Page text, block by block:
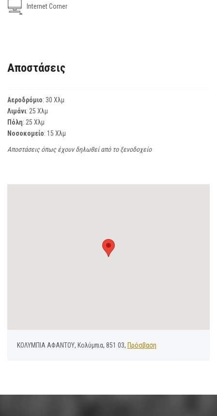
Internet Corner
Αποστάσεις
Αεροδρόμιο: 30 Χλμ
Λιμάνι: 25 Χλμ
Πόλη: 25 Χλμ
Νοσοκομείο: 15 Χλμ
Αποστάσεις όπως έχουν δηλωθεί από το ξενοδοχείο
ΚΟΛΥΜΠΙΑ ΑΦΑΝΤΟΥ, Κολύμπια, 851 03, Πρόσβαση